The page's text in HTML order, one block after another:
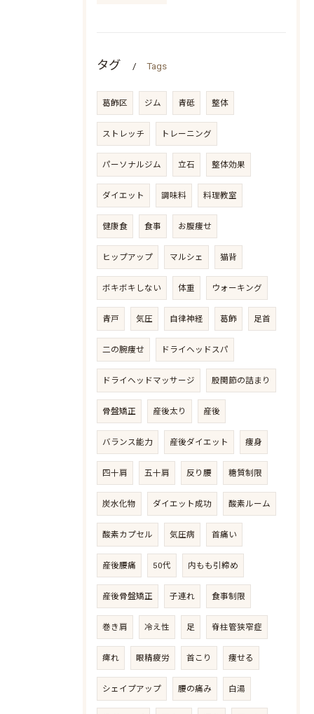
タグ Tags
葛飾区 ジム 青砥 整体
ストレッチ トレーニング
パーソナルジム 立石 整体効果
ダイエット 調味料 料理教室
健康食 食事 お腹痩せ
ヒップアップ マルシェ 猫背
ボキボキしない 体重 ウォーキング
青戸 気圧 自律神経 葛飾 足首
二の腕痩せ ドライヘッドスパ
ドライヘッドマッサージ 股関節の詰まり
骨盤矯正 産後太り 産後
バランス能力 産後ダイエット 痩身
四十肩 五十肩 反り腰 糖質制限
炭水化物 ダイエット成功 酸素ルーム
酸素カプセル 気圧病 首痛い
産後腰痛 50代 内もも引締め
産後骨盤矯正 子連れ 食事制限
巻き肩 冷え性 足 脊柱管狭窄症
痺れ 眼精疲労 首こり 痩せる
シェイプアップ 腰の痛み 白湯